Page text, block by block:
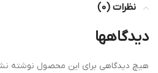
نظرات (0)
دیدگاهها
هیچ دیدگاهی برای این محصول نوشته